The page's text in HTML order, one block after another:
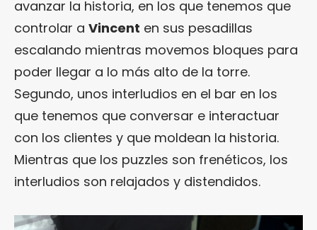
avanzar la historia, en los que tenemos que
controlar a Vincent en sus pesadillas
escalando mientras movemos bloques para
poder llegar a lo más alto de la torre.
Segundo, unos interludios en el bar en los
que tenemos que conversar e interactuar
con los clientes y que moldean la historia.
Mientras que los puzzles son frenéticos, los
interludios son relajados y distendidos.